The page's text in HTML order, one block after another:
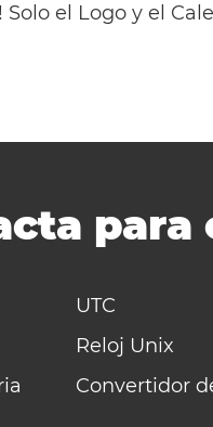
el Logo y el
UTC
Reloj Unix
Convertidor